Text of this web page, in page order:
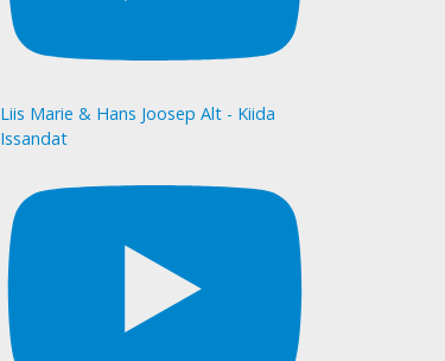
Liis Marie & Hans Joosep Alt - Kiida
Issandat